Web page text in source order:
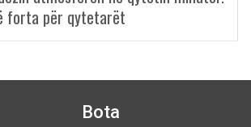
forta për qytetarët
Bota